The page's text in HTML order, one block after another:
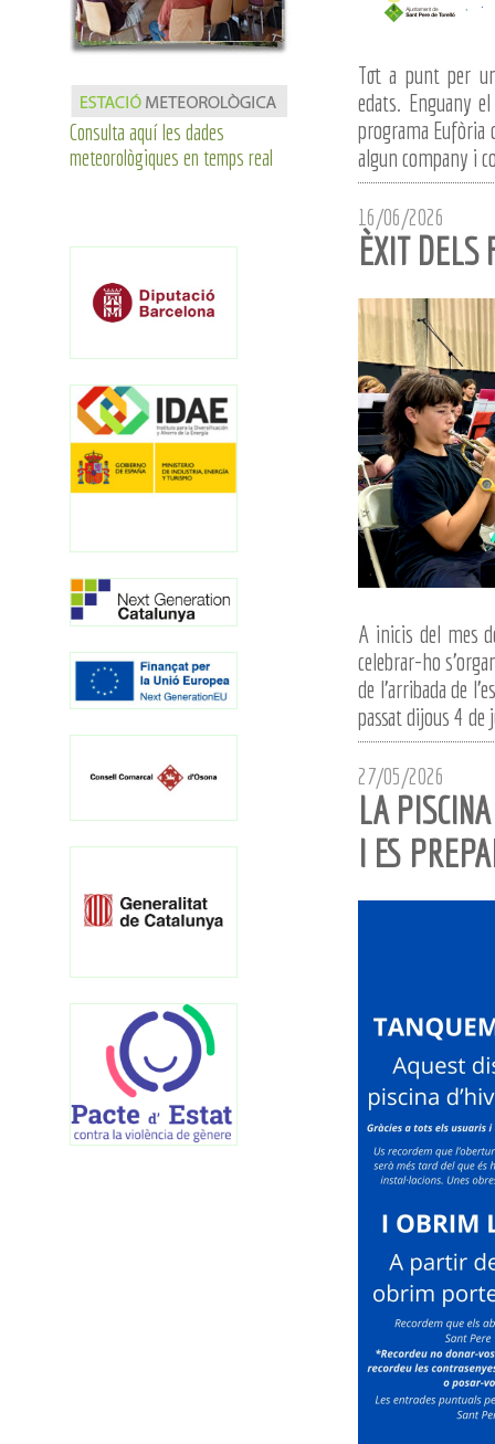
Consulta aquí les dades
meteorològiques en temps real
Tot a punt per
edats. Enguany
programa Eufòria
algun company i
16/06/2026
ÈXIT DELS
A inicis del mes
celebrar-ho
de l'arribada de
passat dijous 4
27/05/2026
LA
I ES